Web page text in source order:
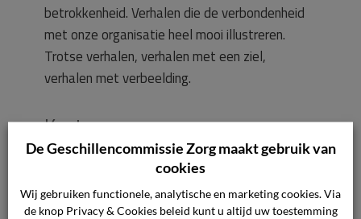
betrokkenheid. Verhalen die de verbondenheid
met onze organisatie heel mooi illustreren.
Trotse verhalen, verhalen met een ziel,
verhalen met verbeelding.
Kosten
Het klachtengeld bedraagt € 52,50. U krijgt dit
stelt.Lees meer over het klachtengeld.
De Geschillencommissie Zorg maakt gebruik van
cookies
Wij gebruiken functionele, analytische en marketing cookies. Via
de knop Privacy & Cookies beleid kunt u altijd uw toestemming